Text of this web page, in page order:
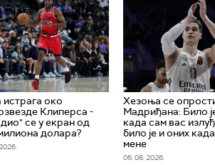
око
Клиперса -
се у екран од
долара?
Хезоња се
Мадриђана: Било
када сам вас
било је и оних
мене
06. 08. 2026.